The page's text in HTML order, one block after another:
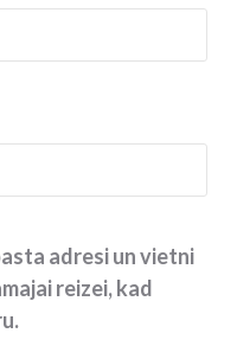
adresi un vietni
reizei, kad